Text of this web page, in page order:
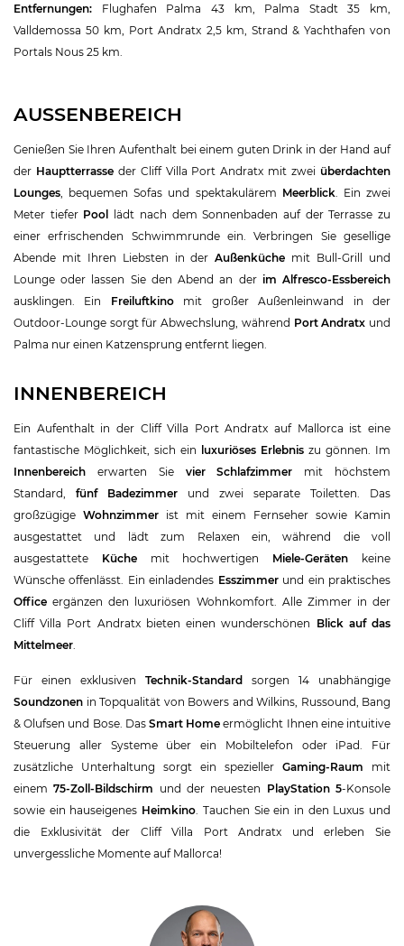
Entfernungen: Flughafen Palma 43 km, Palma Stadt 35 km,
Valldemossa 50 km, Port Andratx 2,5 km, Strand & Yachthafen von
Portals Nous 25 km.
AUSSENBEREICH
Genießen Sie Ihren Aufenthalt bei einem guten Drink in der Hand auf
der Hauptterrasseder Cliff Villa Port Andratx mit zwei überdachten
Lounges , bequemen Sofas und spektakulärem Meerblick . Ein zwei
Meter tiefer Pool lädt nach dem Sonnenbaden auf der Terrasse zu
einer erfrischenden Schwimmrunde ein. Verbringen Sie gesellige
Abende mit Ihren Liebsten in derAußenküche mit Bull-Grill und
Lounge oder lassen Sie den Abend an der im Alfresco-Essbereich
ausklingen. Ein Freiluftkinomit großer Außenleinwand in der
Outdoor-Lounge sorgt für Abwechslung, während Port Andratx und
Palma nur einen Katzensprung entfernt liegen.
INNENBEREICH
Ein Aufenthalt in der Cliff Villa Port Andratx auf Mallorca ist eine
fantastische Möglichkeit, sich ein luxuriöses Erlebnis zu gönnen. Im
Innenbereich erwarten Sie vier Schlafzimmer mit höchstem
Standard, fünf Badezimmer und zwei separate Toiletten. Das
großzügige Wohnzimmer ist mit einem Fernseher sowie Kamin
ausgestattet und lädt zum Relaxen ein, während die voll
ausgestattete Küchemit hochwertigen Miele-Geräten keine
Wünsche offenlässt. Ein einladendes Esszimmerund ein praktisches
Office ergänzen den luxuriösen Wohnkomfort. Alle Zimmer in der
Cliff Villa Port Andratx bieten einen wunderschönen Blick auf das
Mittelmeer
Für einen exklusiven Technik-Standard sorgen 14 unabhängige
Soundzonen in Topqualität von Bowers and Wilkins, Russound, Bang
& Olufsen und Bose. Das Smart Home ermöglicht Ihnen eine intuitive
Steuerung aller Systeme über ein Mobiltelefon oder iPad. Für
zusätzliche Unterhaltung sorgt ein spezieller Gaming-Raum mit
einem75-Zoll-Bildschirm und der neuesten PlayStation 5-Konsole
sowie ein hauseigenes Heimkino . Tauchen Sie ein in den Luxus und
die Exklusivität der Cliff Villa Port Andratx und erleben Sie
unvergessliche Momente auf Mallorca!